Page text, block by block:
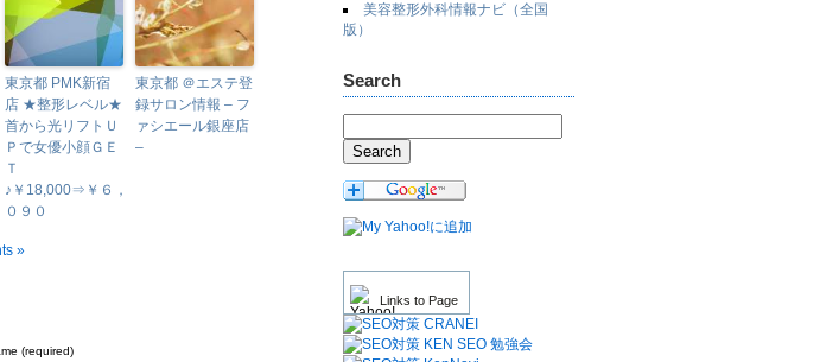
美容整形外科情報ナビ（全国
版）
Search
Links to Page
東京都 PMK新宿
店 ★整形レベル★
首から光リフトＵ
Ｐで女優小顔ＧＥ
Ｔ
♪￥18,000⇒￥６，
０９０
東京都 ＠エステ登
録サロン情報 – フ
ァシエール銀座店
–
»
(required)